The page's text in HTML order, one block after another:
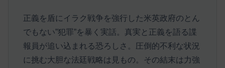
正義を盾にイラク戦争を強行した米英政府のとん
でもない”犯罪”を暴く実話。真実と正義を語る諜
報員が追い込まれる恐ろしさ。圧倒的不利な状況
に挑む大胆な法廷戦略は見もの。その結末は力強